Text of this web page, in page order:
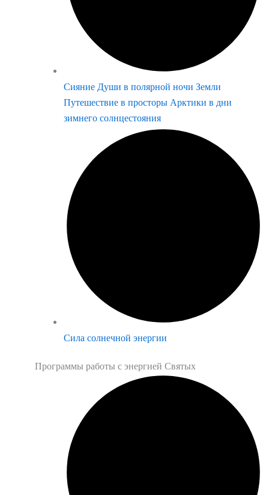
Сияние Души в полярной ночи Земли
Путешествие в просторы Арктики в дни
зимнего солнцестояния
Сила солнечной энергии
Программы работы с энергией Святых